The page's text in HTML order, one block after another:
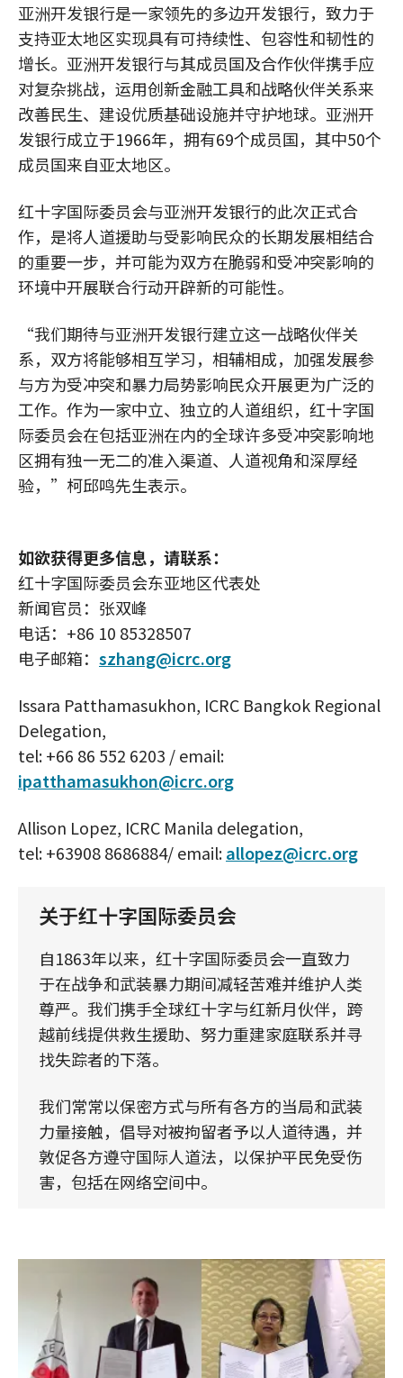
亚洲开发银行是一家领先的多边开发银行，致力于
支持亚太地区实现具有可持续性、包容性和韧性的
增长。亚洲开发银行与其成员国及合作伙伴携手应
对复杂挑战，运用创新金融工具和战略伙伴关系来
改善民生、建设优质基础设施并守护地球。亚洲开
发银行成立于1966年，拥有69个成员国，其中50个
成员国来自亚太地区。
红十字国际委员会与亚洲开发银行的此次正式合
作，是将人道援助与受影响民众的长期发展相结合
的重要一步，并可能为双方在脆弱和受冲突影响的
环境中开展联合行动开辟新的可能性。
“我们期待与亚洲开发银行建立这一战略伙伴关
系，双方将能够相互学习，相辅相成，加强发展参
与方为受冲突和暴力局势影响民众开展更为广泛的
工作。作为一家中立、独立的人道组织，红十字国
际委员会在包括亚洲在内的全球许多受冲突影响地
区拥有独一无二的准入渠道、人道视角和深厚经
验，”柯邱鸣先生表示。
如欲获得更多信息，请联系：
红十字国际委员会东亚地区代表处
新闻官员：张双峰
电话：+86 10 85328507
电子邮箱： szhang@icrc.org
Issara Patthamasukhon, ICRC Bangkok Regional
Delegation,
tel: +66 86 552 6203 / email:
ipatthamasukhon@icrc.org
Allison Lopez, ICRC Manila delegation,
tel: +63908 8686884/ email:allopez@icrc.org
关于红十字国际委员会
自1863年以来，红十字国际委员会一直致力
于在战争和武装暴力期间减轻苦难并维护人类
尊严。我们携手全球红十字与红新月伙伴，跨
越前线提供救生援助、努力重建家庭联系并寻
找失踪者的下落。
我们常常以保密方式与所有各方的当局和武装
力量接触，倡导对被拘留者予以人道待遇，并
敦促各方遵守国际人道法，以保护平民免受伤
害，包括在网络空间中。